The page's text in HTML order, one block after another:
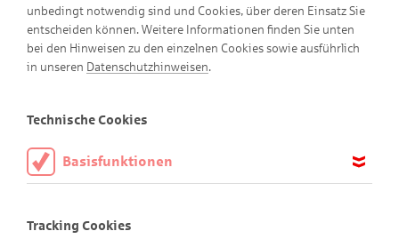
Bewegte Comics
Nichts für schwache Nerven
doch dann passiert etwas Überraschendes.
unbedingt notwendig sind und Cookies, über deren Einsatz Sie
entscheiden können. Weitere Informationen finden Sie unten
bei den Hinweisen zu den einzelnen Cookies sowie ausführlich
in unseren Datenschutzhinweisen.
Technische Cookies
Basisfunktionen
aktiviert sein.
Tracking Cookies